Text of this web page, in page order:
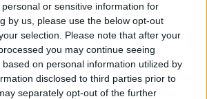
or sensitive information for
by us, please use the below opt-out
selection. Please note that after your
you may continue seeing
on personal information utilized by
disclosed to third parties prior to
separately opt-out of the further